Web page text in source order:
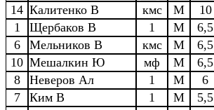
14 Калитенко В кмс M 10
1
Щербаков В 1 M 6,5
6
Мельников В кмс M 6,5
10 Мешалкин Ю мф M 6,5
8
Неверов Ал 1 M 6
7
Ким В 1 M 5,5